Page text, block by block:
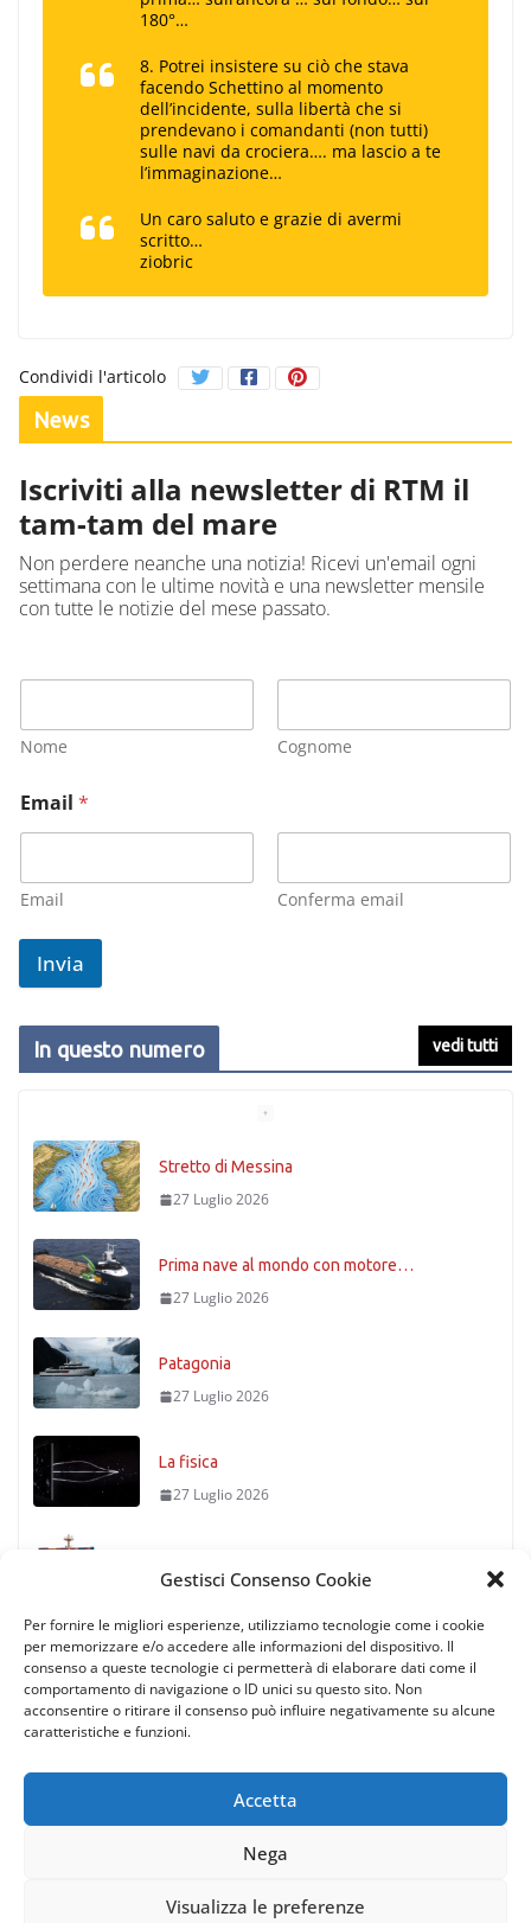
Gestisci Consenso Cookie
Per fornire le migliori esperienze, utilizziamo tecnologie come i cookie
per memorizzare e/o accedere alle informazioni del dispositivo. Il
consenso a queste tecnologie ci permetterà di elaborare dati come il
comportamento di navigazione o ID unici su questo sito. Non
acconsentire o ritirare il consenso può influire negativamente su alcune
caratteristiche e funzioni.
Accetta
Nega
Visualizza le preferenze
180°…
8. Potrei insistere su ciò che stava
facendo Schettino al momento
dell’incidente, sulla libertà che si
prendevano i comandanti (non tutti)
sulle navi da crociera…. ma lascio a te
l’immaginazione…
Un caro saluto e grazie di avermi
scritto…
ziobric
Condividi l'articolo
News
Iscriviti alla newsletter di RTM il
tam-tam del mare
Non perdere neanche una notizia! Ricevi un'email ogni
settimana con le ultime novità e una newsletter mensile
con tutte le notizie del mese passato.
Nome Cognome
Email *
Email Conferma email
Invia
In questo numero vedi tutti
Stretto di Messina
27 Luglio 2026
Prima nave al mondo con motore…
27 Luglio 2026
Patagonia
27 Luglio 2026
La fisica
27 Luglio 2026
27 Luglio 2026
Rotte di Tutto il Mondo